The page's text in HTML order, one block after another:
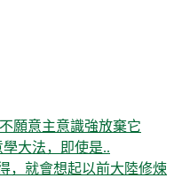
願意主意識強放棄它
大法，即使是..
，就會想起以前大陸修煉